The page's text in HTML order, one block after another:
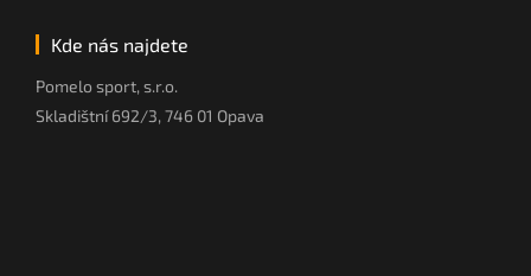
Kde nás najdete
Pomelo sport, s.r.o.
Skladištní 692/3, 746 01 Opava